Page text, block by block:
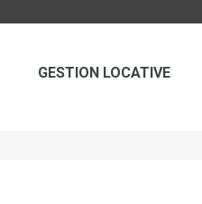
GESTION LOCATIVE